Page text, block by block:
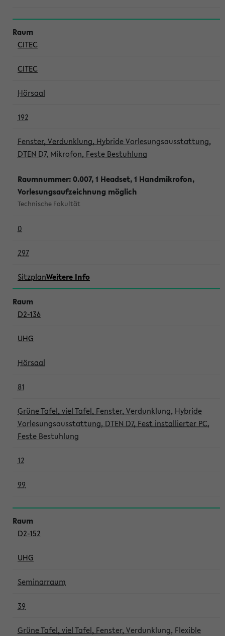
CITEC
CITEC
Hörsaal
192
Fenster, Verdunklung, Hybride Vorlesungsausstattung,
DTEN D7, Mikrofon, Feste Bestuhlung
Raumnummer: 0.007, 1 Headset, 1 Handmikrofon,
Vorlesungsaufzeichnung möglich
Technische Fakultät
0
297
SitzplanWeitere Info
D2-136
UHG
Hörsaal
81
Grüne Tafel, viel Tafel, Fenster, Verdunklung, Hybride
Vorlesungsausstattung, DTEN D7, Fest installierter PC,
Feste Bestuhlung
12
99
D2-152
UHG
Seminarraum
39
Grüne Tafel, viel Tafel, Fenster, Verdunklung, Flexible